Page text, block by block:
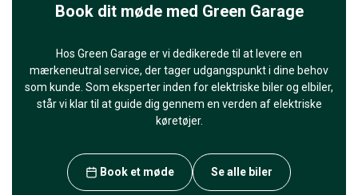
Book dit møde med Green Garage
Hos Green Garage er vi dedikerede til at levere en
mærkeneutral service, der tager udgangspunkt i dine behov
som kunde. Som eksperter inden for elektriske biler og elbiler,
står vi klar til at guide dig gennem en verden af elektriske
køretøjer.
Book et møde Se alle biler